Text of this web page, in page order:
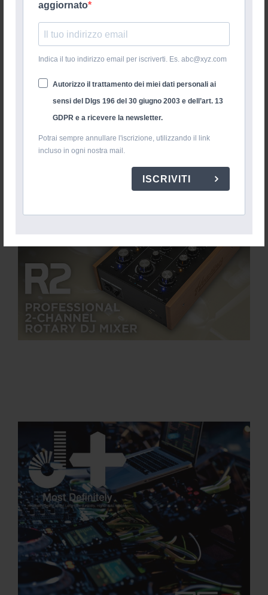
aggiornato
Indica il tuo indirizzo email per iscriverti. Es. abc@xyz.com
Autorizzo il trattamento dei miei dati personali ai
sensi del Dlgs 196 del 30 giugno 2003 e dell’art. 13
GDPR e a ricevere la newsletter.
Potrai sempre annullare l'iscrizione, utilizzando il link
incluso in ogni nostra mail.
ISCRIVITI